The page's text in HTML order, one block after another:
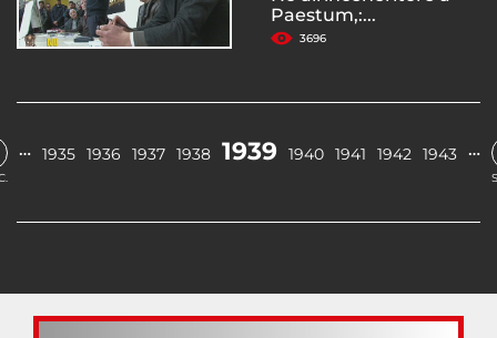
Paestum,:...
3696
… 1935 1936 1937 1938 1939 1940 1941 1942 1943 …